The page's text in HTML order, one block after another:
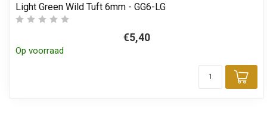
Light Green Wild Tuft 6mm - GG6-LG
€5,40
Op voorraad